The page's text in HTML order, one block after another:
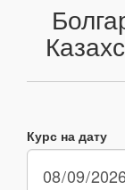
Курс на дату